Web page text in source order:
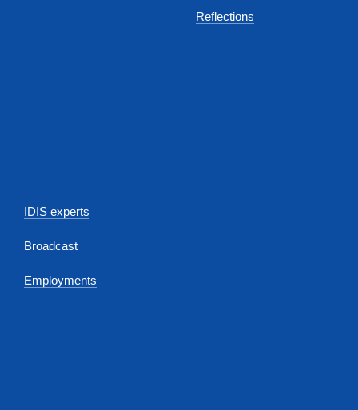
Reflections
IDIS experts
Broadcast
Employments